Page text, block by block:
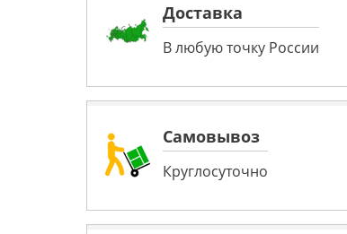
Доставка
В любую точку России
Самовывоз
Круглосуточно